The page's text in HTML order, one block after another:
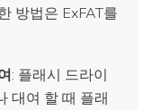
방법은 ExFAT를
: 플래시 드라이
대여 할 때 플래